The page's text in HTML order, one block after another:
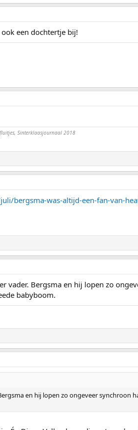
een dochtertje bij!
Sinterklaasjournaal 2018
bergsma-was-altijd-een-fan-van-
vader. Bergsma en hij lopen zo
babyboom.
en hij lopen zo ongeveer synchroon